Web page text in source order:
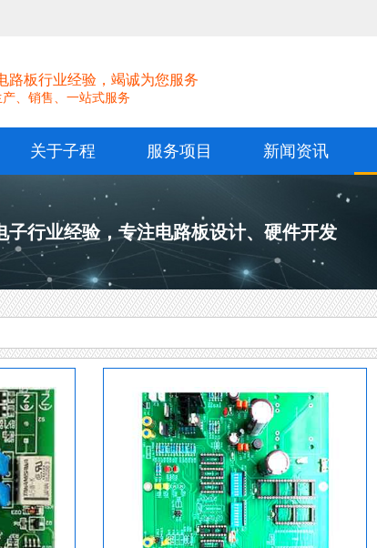
路板行业经验，竭诚为您服务
、销售、一站式服务
关于子程 服务项目 新闻资讯
子行业经验，专注电路板设计、硬件开发